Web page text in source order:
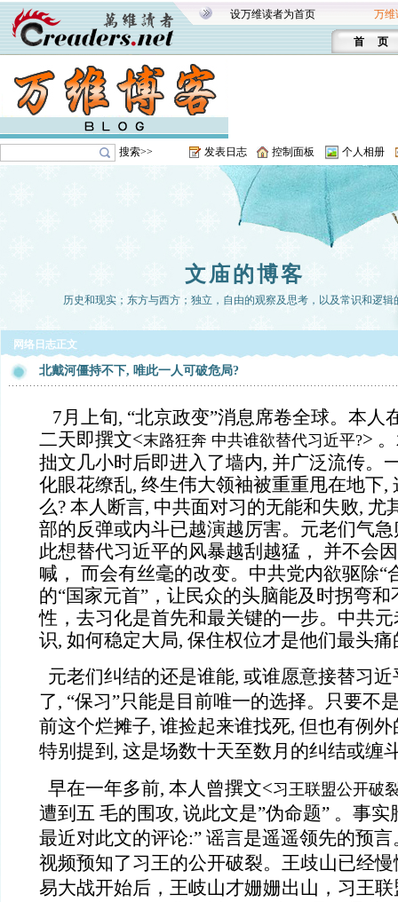
设万维读者为首页 万维
首 页
搜索>> 发表日志 控制面板 个人相册
文庙的博客
历史和现实；东方与西方；独立，自由的观察及思考，以及常识和逻辑
网络日志正文
北戴河僵持不下, 唯此一人可破危局?
7 月上旬, “北京政变”消息席卷全球。本人
二天即撰文<末路狂奔 中共谁欲替代习近平?>
拙文几小时后即进入了墙内, 并广泛流传。
化眼花缭乱, 终生伟大领袖被重重甩在地下,
么? 本人断言, 中共面对习的无能和失败, 尤
部的反弹或内斗已越演越厉害。元老们气
此想替代习近平的风暴越刮越猛， 并不会
喊， 而会有丝毫的改变。中共党内欲驱除“
的“国家元首”，让民众的头脑能及时拐弯和
性，去习化是首先和最关键的一步。中共
识, 如何稳定大局, 保住权位才是他们最头
元老们纠结的还是谁能, 或谁愿意接替习
了, “保习”只能是目前唯一的选择。只要不
前这个烂摊子, 谁捡起来谁找死, 但也有例
特别提到, 这是场数十天至数月的纠结或缠
早在一年多前, 本人曾撰文<习王联盟公开破
遭到五 毛的围攻, 说此文是”伪命题” 。事
最近对此文的评论:” 谣言是遥遥领先的预
视频预知了习王的公开破裂。王歧山已经
易大战开始后，王岐山才姗姗出山，习王